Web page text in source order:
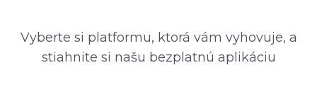
Vyberte si platformu, ktorá vám vyhovuje, a
stiahnite si našu bezplatnú aplikáciu